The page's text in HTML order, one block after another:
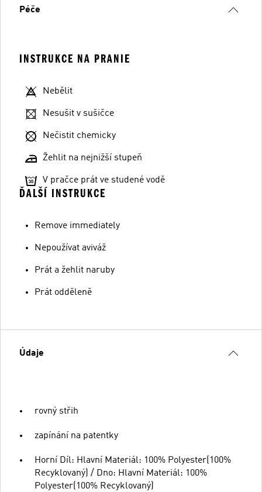
Péče
INSTRUKCE NA PRANIE
Nebělit
Nesušit v sušičce
Nečistit chemicky
Žehlit na nejnižší stupeň
V pračce prát ve studené vodě
ĎALŠÍ INSTRUKCE
Remove immediately
Nepoužívat aviváž
Prát a žehlit naruby
Prát odděleně
Údaje
rovný střih
zapínání na patentky
Horní Díl: Hlavní Materiál: 100% Polyester(100%
Recyklovaný) / Dno: Hlavní Materiál: 100%
Polyester(100% Recyklovaný)